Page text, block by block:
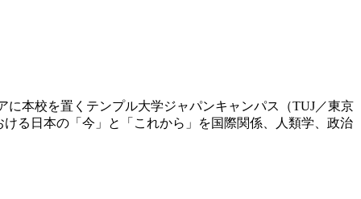
本校を置くテンプル大学ジャパンキャンパス（TUJ／東京
る日本の「今」と「これから」を国際関係、人類学、政治